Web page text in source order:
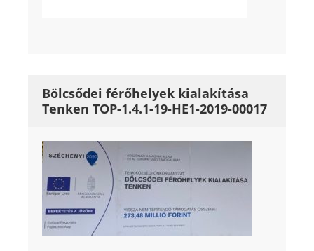
Bölcsődei férőhelyek kialakítása
Tenken TOP-1.4.1-19-HE1-2019-00017